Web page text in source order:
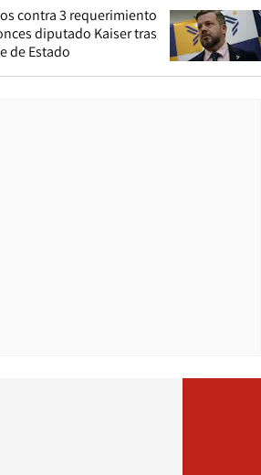
contra 3 requerimiento
diputado Kaiser tras
de Estado